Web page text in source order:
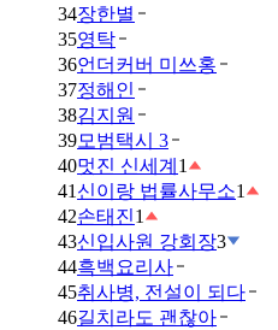
34장한별
35영탁
36언더커버 미쓰홍
37정해인
38김지원
39모범택시 3
40멋진 신세계 1
41 신이랑 법률사무소1
42손태진1
43신입사원 강회장3
44흑백요리사
45취사병, 전설이 되다
46길치라도 괜찮아